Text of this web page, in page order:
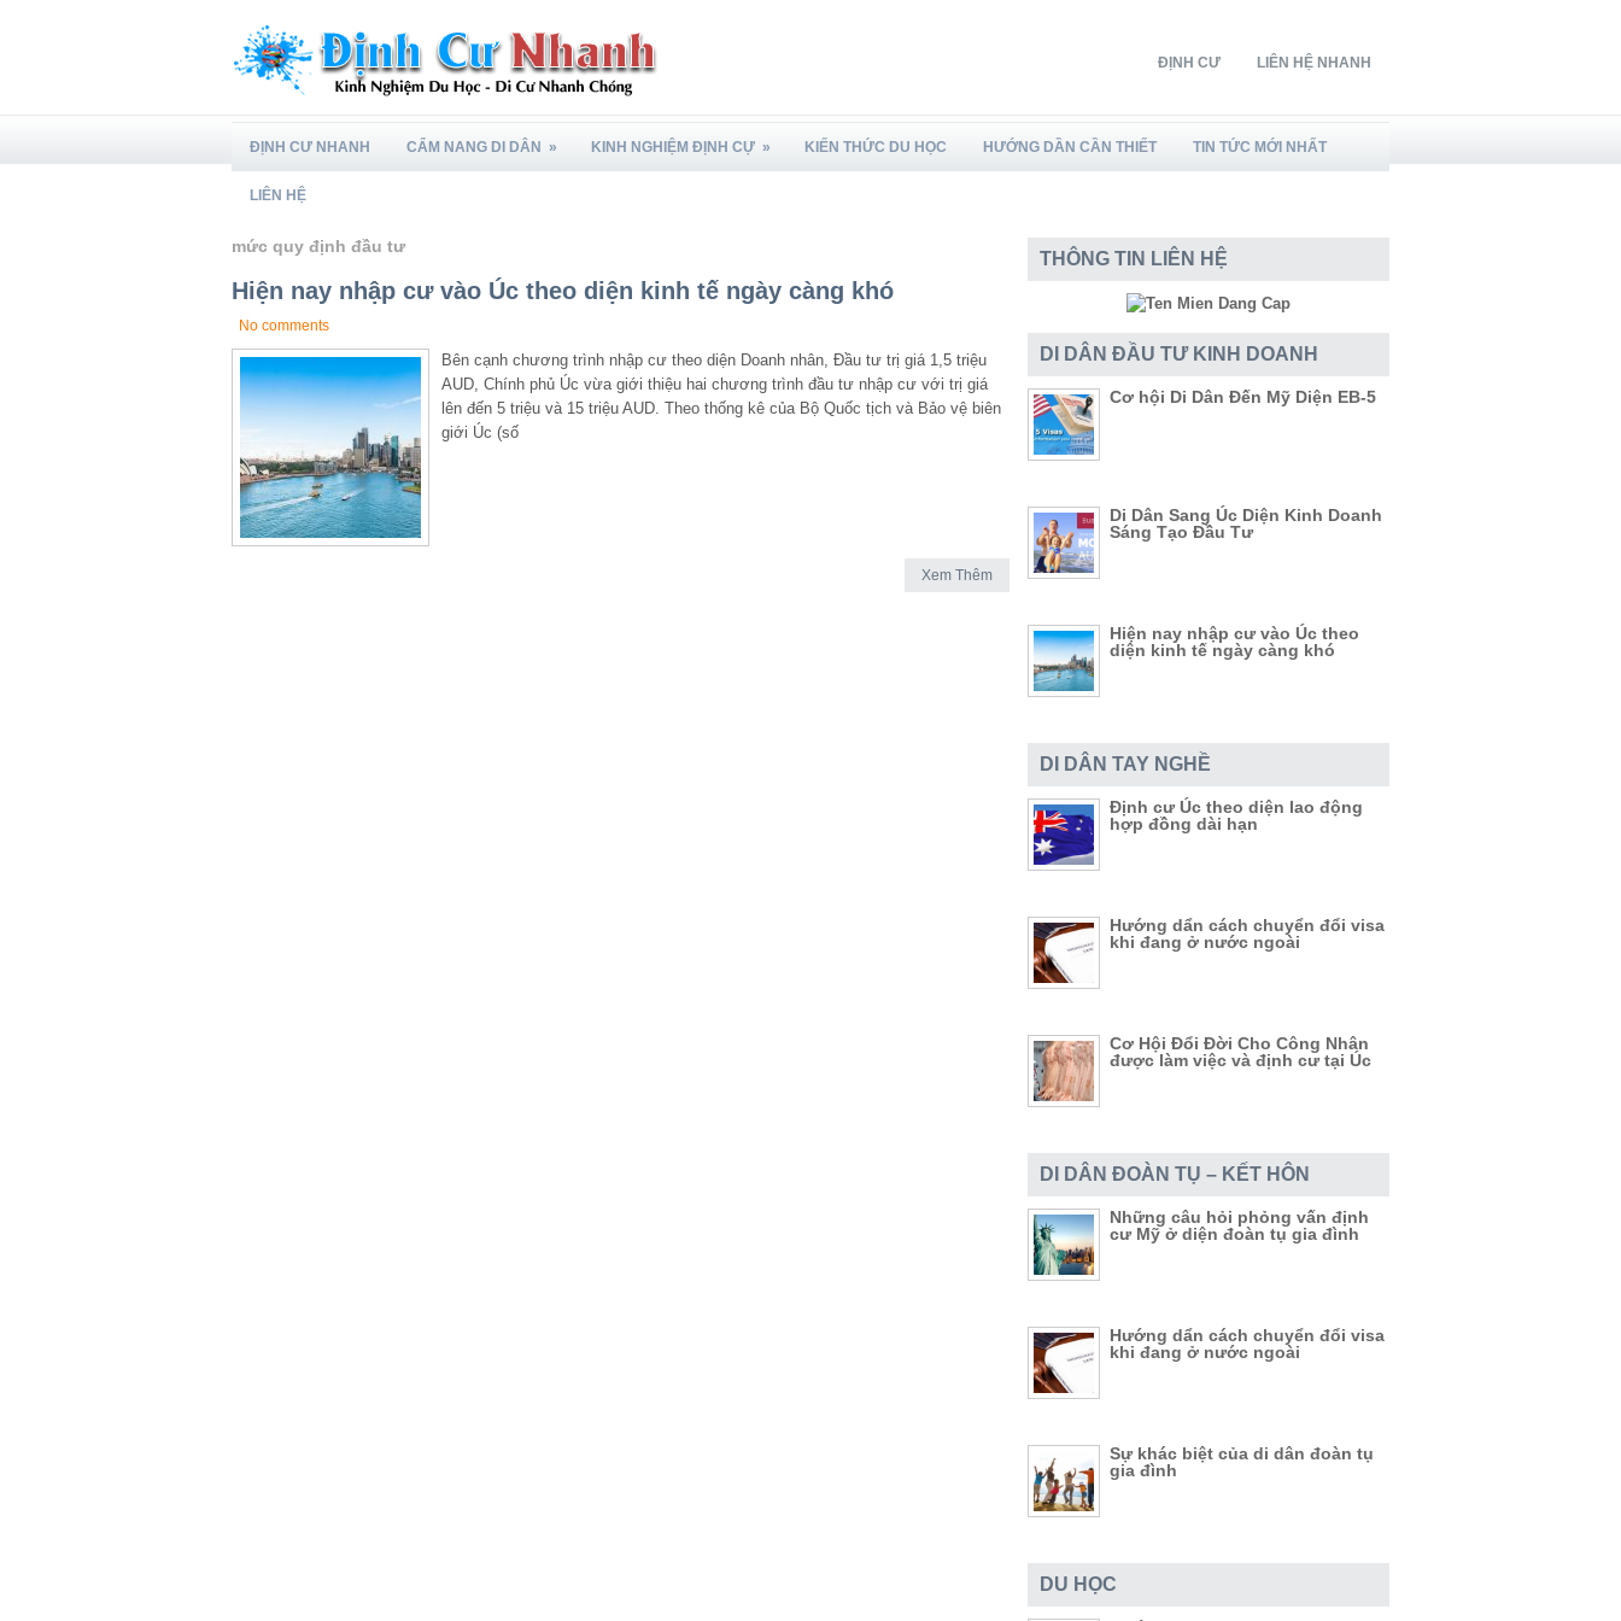
ĐỊNH CƯ LIÊN HỆ NHANH
ĐỊNH CƯ NHANH CẨM NANG DI DÂN » KINH NGHIỆM ĐỊNH CỰ » KIẾN THỨC DU HỌC HƯỚNG DẦN CẦN THIẾT TIN TỨC MỚI NHẤT
LIÊN HỆ
mức quy định đầu tư
Hiện nay nhập cư vào Úc theo diện kinh tế ngày càng khó
No comments
Bên cạnh chương trình nhập cư theo diện Doanh nhân, Đầu tư trị giá 1,5 triệu
AUD, Chính phủ Úc vừa giới thiệu hai chương trình đầu tư nhập cư với trị giá
lên đến 5 triệu và 15 triệu AUD. Theo thống kê của Bộ Quốc tịch và Bảo vệ biên
giới Úc (số
Xem Thêm
THÔNG TIN LIÊN HỆ
DI DÂN ĐẦU TƯ KINH DOANH
Cơ hội Di Dân Đến Mỹ Diện EB-5
Di Dân Sang Úc Diện Kinh Doanh
Sáng Tạo Đầu Tư
Hiện nay nhập cư vào Úc theo
diện kinh tế ngày càng khó
DI DÂN TAY NGHỀ
Định cư Úc theo diện lao động
hợp đồng dài hạn
Hướng dẩn cách chuyển đổi visa
khi đang ở nước ngoài
Cơ Hội Đổi Đời Cho Công Nhân
được làm việc và định cư tại Úc
DI DÂN ĐOÀN TỤ – KẾT HÔN
Những câu hỏi phỏng vấn định
cư Mỹ ở diện đoàn tụ gia đình
Hướng dẩn cách chuyển đổi visa
khi đang ở nước ngoài
Sự khác biệt của di dân đoàn tụ
gia đình
DU HỌC